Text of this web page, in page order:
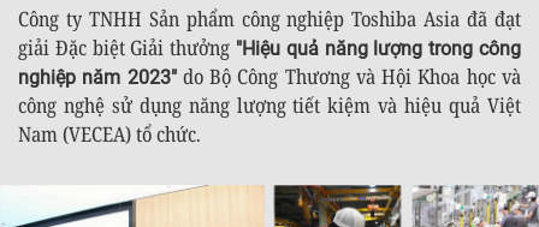
Công ty TNHH Sản phẩm công nghiệp Toshiba Asia đã đạt
giải Đặc biệt Giải thưởng "Hiệu quả năng lượng trong công
nghiệp năm 2023"do Bộ Công Thương và Hội Khoa học và
công nghệ sử dụng năng lượng tiết kiệm và hiệu quả Việt
Nam (VECEA) tổ chức.